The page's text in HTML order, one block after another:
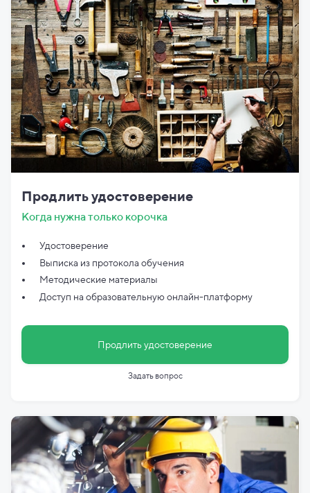
Продлить удостоверение
Когда нужна только корочка
Удостоверение
Выписка из протокола обучения
Методические материалы
Доступ на образовательную онлайн-платформу
Продлить удостоверение
Задать вопрос